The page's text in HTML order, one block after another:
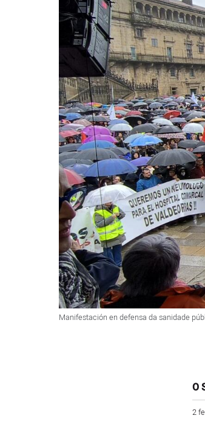
Manifestación en defensa da sanidade
O
2